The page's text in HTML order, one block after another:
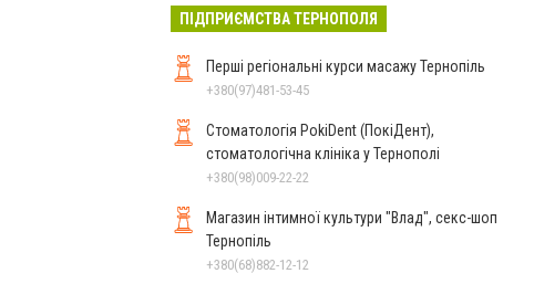
ПІДПРИЄМСТВА ТЕРНОПОЛЯ
Перші регіональні курси масажу Тернопіль
+380(97)481-53-45
Стоматологія PokiDent (ПокіДент),
стоматологічна клініка у Тернополі
+380(98)009-22-22
Магазин інтимної культури "Влад", секс-шоп
Тернопіль
+380(68)882-12-12